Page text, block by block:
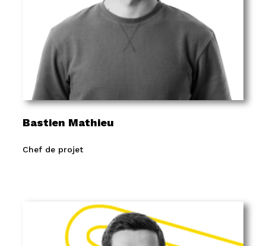
Bastien Mathieu
Chef de projet